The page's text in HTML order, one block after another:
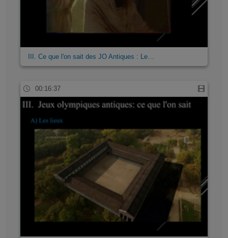
III. Ce que l'on sait des JO Antiques : Le…
00:16:37